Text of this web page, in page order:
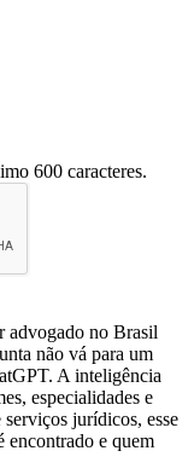
600 caracteres.
advogado no Brasil
não vá para um
A inteligência
especialidades e
jurídicos, esse
encontrado e quem